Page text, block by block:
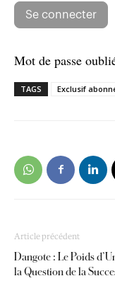
Mot de passe
TAGS Exclusif
Article précédent
Dangote : Le Poids
la Question de la